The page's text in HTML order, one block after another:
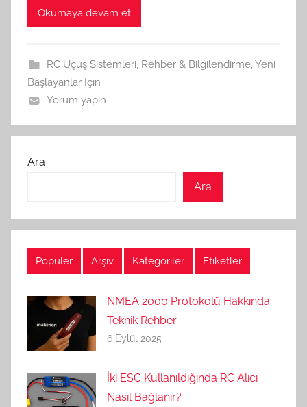
Okumaya devam et
RC Uçuş Sistemleri, Rehber & Bilgilendirme,Yeni
Başlayanlar İçin
Yorum yapın
Ara
Ara
Popüler Arşiv Kategoriler Etiketler
NMEA 2000 Protokolü Hakkında
Teknik Rehber
6 Eylül 2025
İki ESC Kullanıldığında RC Alıcı
Nasıl Bağlanır?